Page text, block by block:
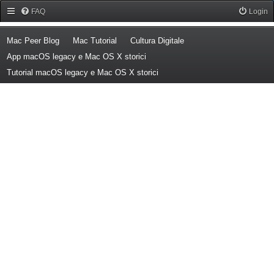
FAQ Login
Mac Peer Blog(Opens a new tab)
Mac Tutorial (Opens a new tab)
Cultura Digitale(Opens a new tab)
App macOS legacy e Mac OS X storici
Tutorial macOS legacy e Mac OS X storici